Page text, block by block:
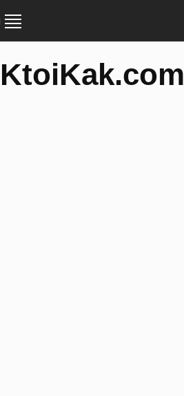
KtoiKak.com